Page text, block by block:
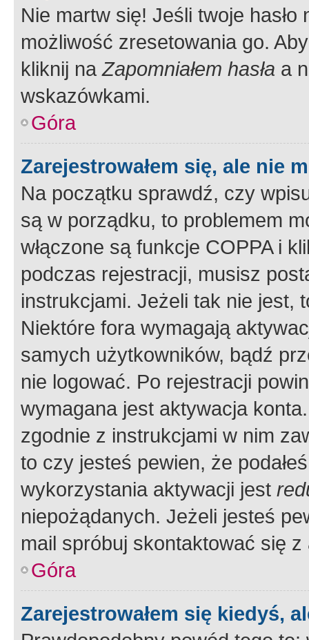
Nie martw się! Jeśli twoje
możliwość zresetowania go.
kliknij naZapomniałem hasła a
wskazówkami.
Góra
Zarejestrowałem się, ale nie
Na początku sprawdź, czy
są w porządku, to problemem
włączone są funkcje COPPA i
podczas rejestracji, musisz
instrukcjami. Jeżeli tak nie jest,
Niektóre fora wymagają
samych użytkowników, bądź
nie logować. Po rejestracji
wymagana jest aktywacja
zgodnie z instrukcjami w nim
to czy jesteś pewien, że
wykorzystania aktywacji jest
niepożądanych. Jeżeli jesteś
mail spróbuj skontaktować się
Góra
Zarejestrowałem się kiedyś,